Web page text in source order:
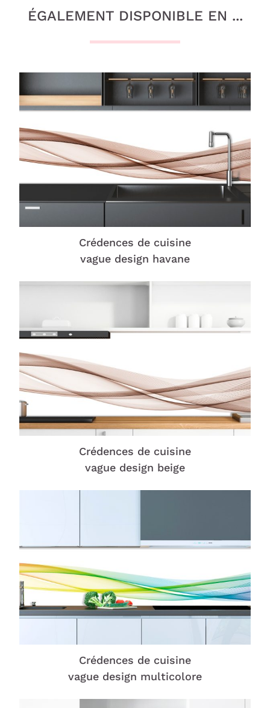
ÉGALEMENT DISPONIBLE EN ...
Crédences de cuisine
vague design havane
Crédences de cuisine
vague design beige
Crédences de cuisine
vague design multicolore